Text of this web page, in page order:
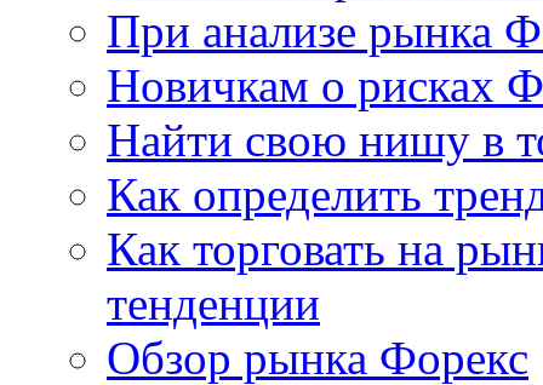
При анализе рынка
Новичкам о рисках
Найти свою нишу в
Как определить
Как торговать на
тенденции
Обзор рынка Форекс